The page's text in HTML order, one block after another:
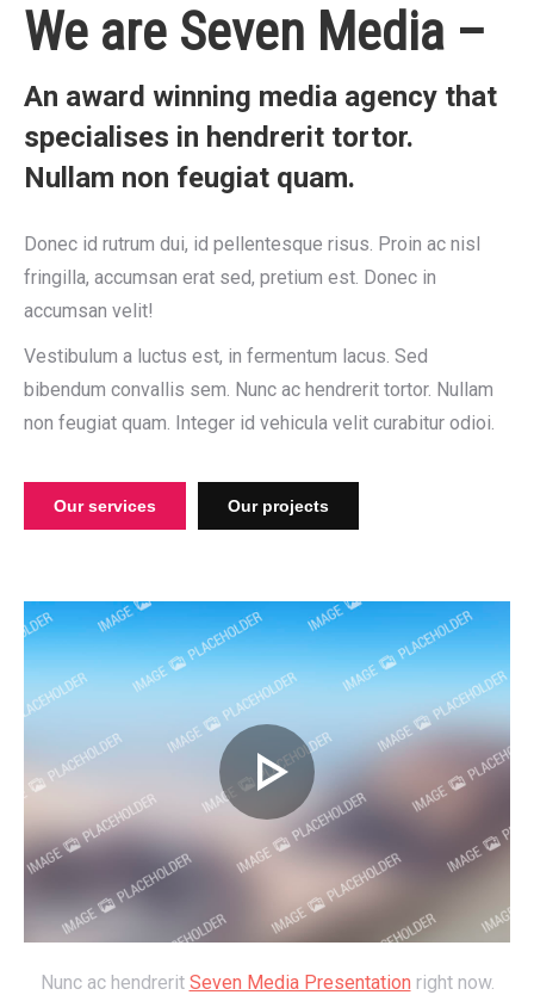
We are Seven Media –
An award winning media agency that
specialises in hendrerit tortor.
Nullam non feugiat quam.
Donec id rutrum dui, id pellentesque risus. Proin ac nisl
fringilla, accumsan erat sed, pretium est. Donec in
accumsan velit!
Vestibulum a luctus est, in fermentum lacus. Sed
bibendum convallis sem. Nunc ac hendrerit tortor. Nullam
non feugiat quam. Integer id vehicula velit curabitur odioi.
Our services Our projects
Nunc ac hendrerit Seven Media Presentation right now.